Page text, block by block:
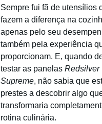
Sempre fui fã de utensílios
fazem a diferença na
apenas pelo seu
também pela experiência
proporcionam. E, quando
testar as panelas Redsilver
Supreme, não sabia que
prestes a descobrir algo
transformaria
rotina culinária.